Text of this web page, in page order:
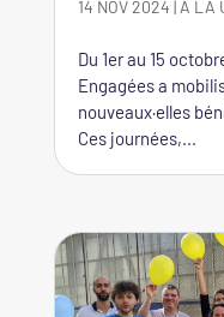
14 NOV 2024 | À LA
Du 1er au 15
Engagées a
nouveaux·elles
Ces journées,...